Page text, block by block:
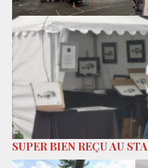
SUPER BIEN REÇU AU